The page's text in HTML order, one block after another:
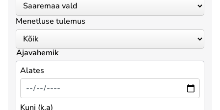
Menetluse tulemus
Ajavahemik
Alates
Kuni (k.a)